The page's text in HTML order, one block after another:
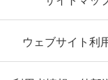
ウェブサイト利